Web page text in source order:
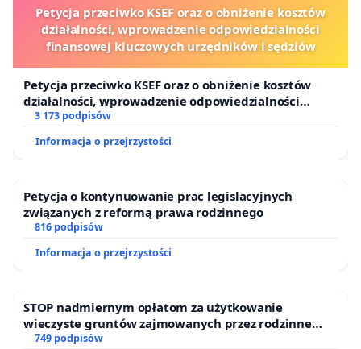
Petycja przeciwko KSEF oraz o obniżenie kosztów
działalności, wprowadzenie odpowiedzialności
finansowej kluczowych urzędników i sędziów
Petycja przeciwko KSEF oraz o obniżenie kosztów
działalności, wprowadzenie odpowiedzialności
finansowej kluczowych urzędników i sędziów
3 173 podpisów
Informacja o przejrzystości
Petycja o kontynuowanie prac legislacyjnych
związanych z reformą prawa rodzinnego
816 podpisów
Informacja o przejrzystości
STOP nadmiernym opłatom za użytkowanie
wieczyste gruntów zajmowanych przez rodzinne
ogrody działkowe.
749 podpisów